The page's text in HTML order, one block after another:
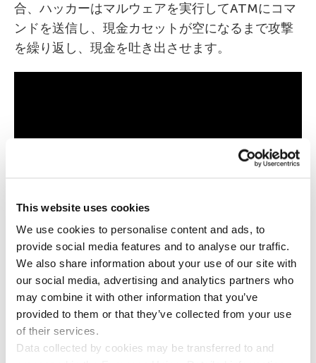
This website uses cookies
We use cookies to personalise content and ads, to
provide social media features and to analyse our traffic.
We also share information about your use of our site with
our social media, advertising and analytics partners who
may combine it with other information that you’ve
provided to them or that they’ve collected from your use
of their services.
Data collected by cookies may be transferred to and
合、ハッカーはマルウェアを実行してATMにコマ
ンドを送信し、現金カセットが空になるまで攻撃
を繰り返し、現金を吐き出させます。